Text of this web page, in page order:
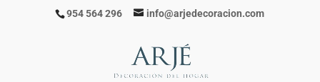
954 564 296 info@arjedecoracion.com